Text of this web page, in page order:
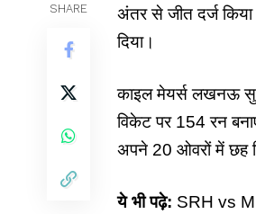
SHARE
अंतर से जीत दर्ज
दिया।
काइल मेयर्सलखनऊ
विकेट पर 154 रन
अपने 20 ओवरों में छह
ये भी पढ़े: SRH vs MI